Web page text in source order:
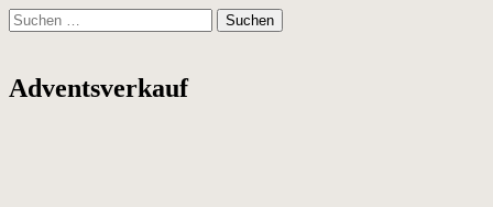
Suchen
nach:
Adventsverkauf